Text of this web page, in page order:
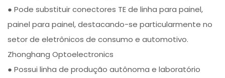
● Pode substituir conectores TE de linha para painel,
painel para painel, destacando-se particularmente no
setor de eletrônicos de consumo e automotivo.
Zhonghang Optoelectronics
● Possui linha de produção autônoma e laboratório